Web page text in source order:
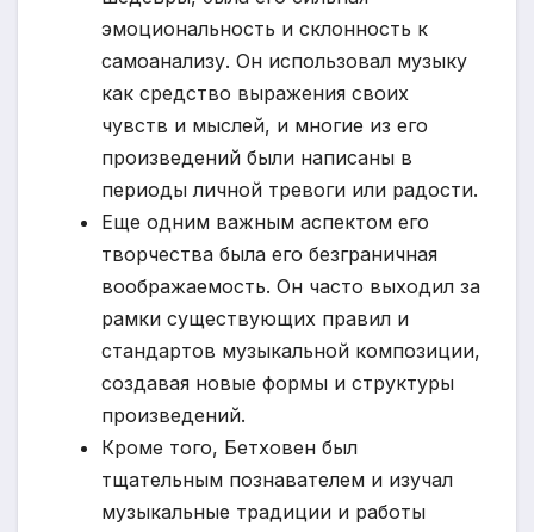
эмоциональность и склонность к
самоанализу. Он использовал музыку
как средство выражения своих
чувств и мыслей, и многие из его
произведений были написаны в
периоды личной тревоги или радости.
Еще одним важным аспектом его
творчества была его безграничная
воображаемость. Он часто выходил за
рамки существующих правил и
стандартов музыкальной композиции,
создавая новые формы и структуры
произведений.
Кроме того, Бетховен был
тщательным познавателем и изучал
музыкальные традиции и работы